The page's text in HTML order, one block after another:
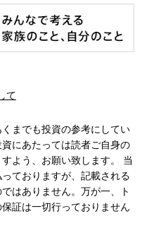
て
までも投資の参考にしてい
にあたっては読者ご自身の
よう、お願い致します。 当
ておりますが、記載される
はありません。万が一、ト
証は一切行っておりません